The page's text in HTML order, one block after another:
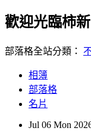
歡迎光臨柿
部落格全站分類：
相簿
部落格
名片
Jul 06 Mon